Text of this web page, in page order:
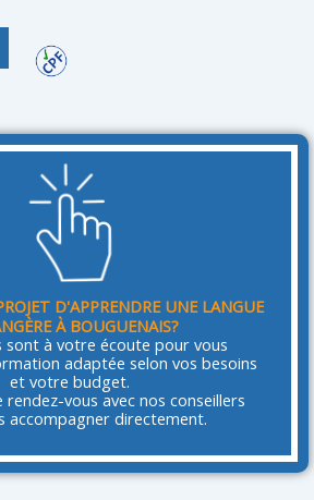
D'APPRENDRE UNE LANGUE
À BOUGUENAIS?
sont à votre écoute pour vous
adaptée selon vos besoins
et votre budget.
rendez-vous avec nos conseillers
accompagner directement.